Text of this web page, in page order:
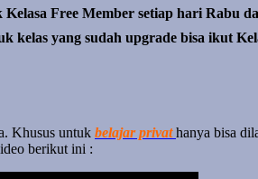
Free Member setiap hari Rabu
kelas yang sudah upgrade bisa ikut
Khusus untuk belajar privat hanya bisa
berikut ini :